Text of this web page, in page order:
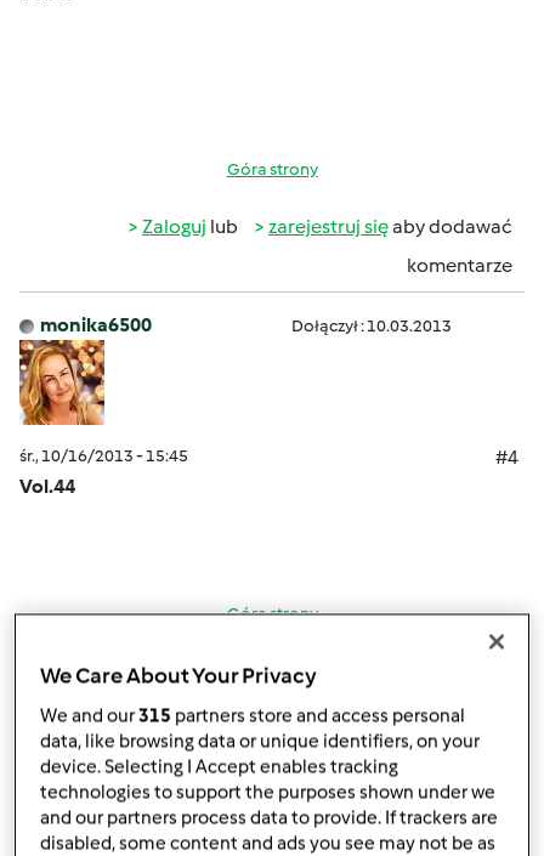
Góra strony
Zaloguj lub zarejestruj sięaby dodawać
komentarze
monika6500 Dołączył : 10.03.2013
śr., 10/16/2013 - 15:45
#4
Vol.44
Góra strony
Zalogujlub zarejestruj się
komentarze
monika6500 Dołączył : 10.03.2013
We Care About Your Privacy
We and our315 partners store and access personal
data, like browsing data or unique identifiers, on your
device. Selecting I Accept enables tracking
technologies to support the purposes shown under we
and our partners process data to provide. If trackers are
disabled, some content and ads you see may not be as